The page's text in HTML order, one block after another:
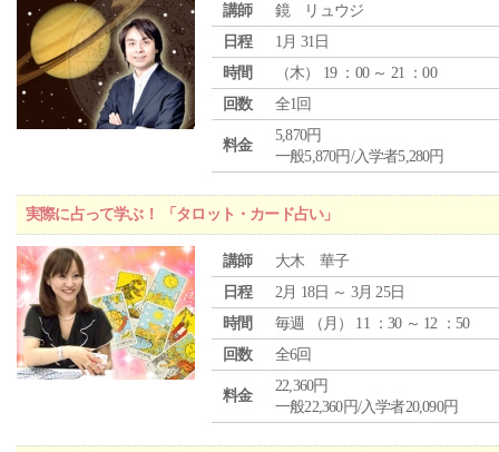
講師
鏡 リュウジ
日程
1月 31日
時間
（木） 19 ：00 ～ 21 ：00
回数
全1回
料金
5,870円
一般5,870円/入学者5,280円
実際に占って学ぶ！ 「タロット・カード占い」
講師
大木 華子
日程
2月 18日 ～ 3月 25日
時間
毎週 （ 月 ） 11 ：30 ～ 12 ：50
回数
全6回
料金
22,360円
一般22,360円/入学者20,090円